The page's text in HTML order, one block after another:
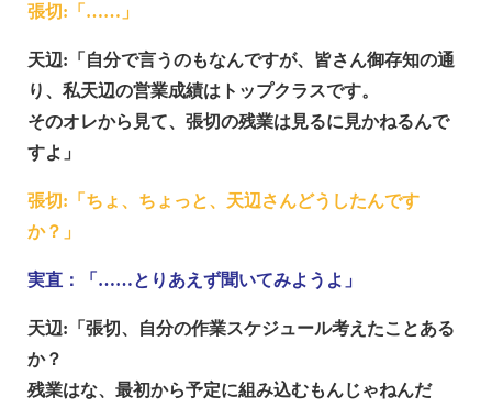
張切:「……」
天辺:「自分で言うのもなんですが、皆さん御存知の通
り、私天辺の営業成績はトップクラスです。
そのオレから見て、張切の残業は見るに見かねるんで
すよ」
張切:「ちょ、ちょっと、天辺さんどうしたんです
か？」
実直：「……とりあえず聞いてみようよ」
天辺:「張切、自分の作業スケジュール考えたことある
か？
残業はな、最初から予定に組み込むもんじゃねんだ